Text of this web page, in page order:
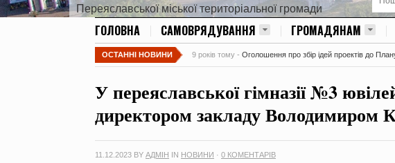
Переяславської міської територіальної громади
ГОЛОВНА САМОВРЯДУВАННЯ ГРОМАДЯНАМ
ОСТАННІ НОВИНИ 9 років тому - Оголошення про збір ідей проектів до
У переяславської гімназії №3
директором закладу Володимиром
11.12.2023 BY АДМІН IN НОВИНИ · 0 КОМЕНТАРІВ